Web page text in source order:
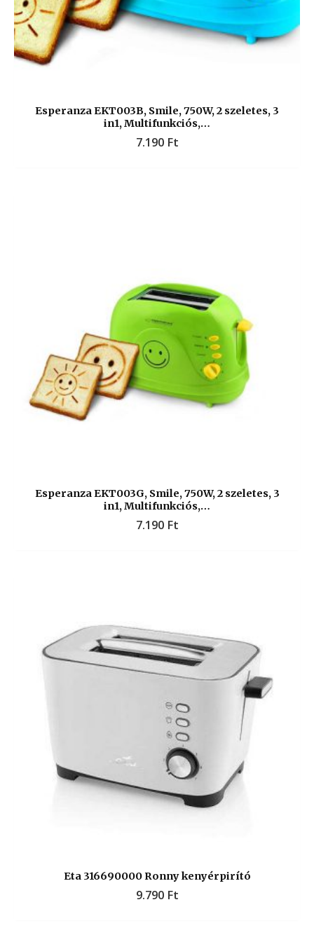
Esperanza EKT003B, Smile, 750W, 2 szeletes, 3
in1, Multifunkciós,…
7.190 Ft
Esperanza EKT003G, Smile, 750W, 2 szeletes, 3
in1, Multifunkciós,…
7.190 Ft
Eta 316690000 Ronny kenyérpirító
9.790 Ft